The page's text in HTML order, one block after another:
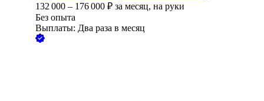
132 000 – 176 000 ₽ за месяц, на руки
Без опыта
Выплаты: Два раза в месяц